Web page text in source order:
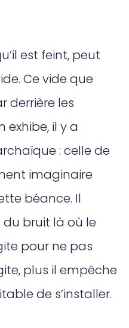
est feint, peut
Ce vide que
derrière les
exhibe, il y a
: celle de
imaginaire
béance. Il
du bruit là où le
pour ne pas
plus il empêche
de s’installer.